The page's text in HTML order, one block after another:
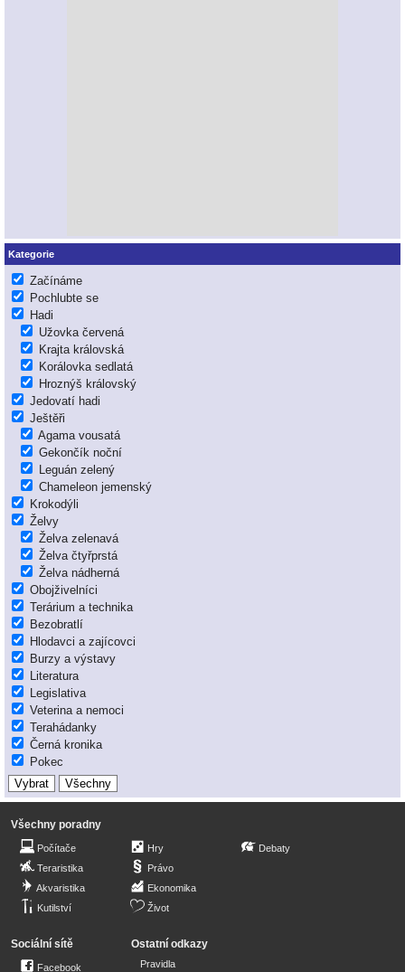
Kategorie
Začínáme
Pochlubte se
Hadi
Užovka červená
Krajta královská
Korálovka sedlatá
Hroznýš královský
Jedovatí hadi
Ještěři
Agama vousatá
Gekončík noční
Leguán zelený
Chameleon jemenský
Krokodýli
Želvy
Želva zelenavá
Želva čtyřprstá
Želva nádherná
Obojživelníci
Terárium a technika
Bezobratlí
Hlodavci a zajícovci
Burzy a výstavy
Literatura
Legislativa
Veterina a nemoci
Terahádanky
Černá kronika
Pokec
Všechny poradny
Počítače
Teraristika
Akvaristika
Kutilství
Hry
Právo
Ekonomika
Život
Debaty
Sociální sítě
Facebook
Ostatní odkazy
Pravidla